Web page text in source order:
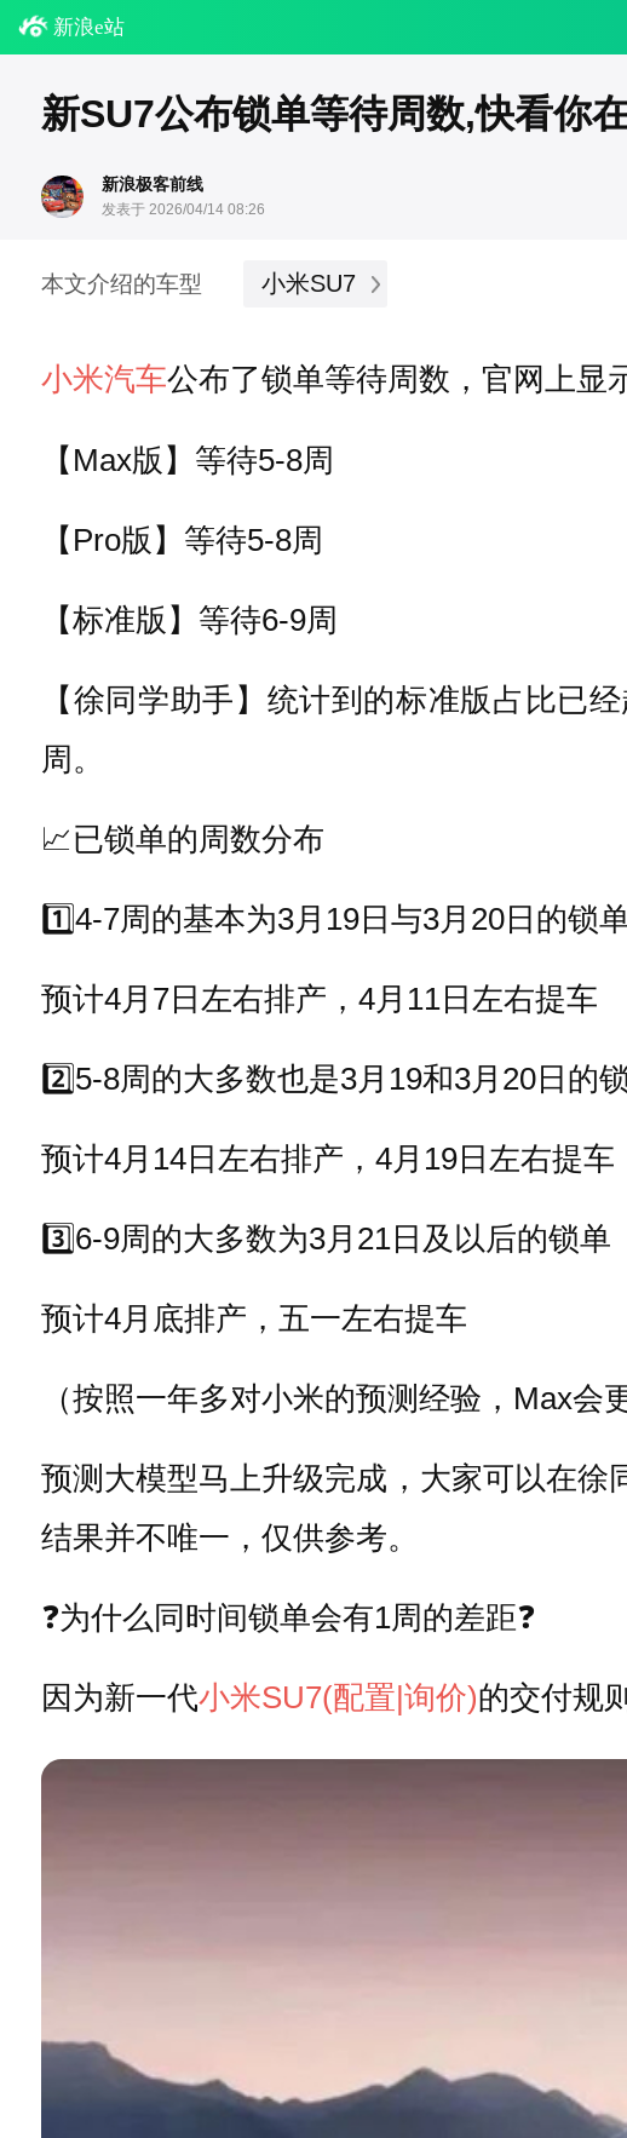
新浪e站
新SU7公布锁单等待周数,快看你
新浪极客前线
发表于 2026/04/14 08:26
本文介绍的车型 小米SU7
小米汽车公布了锁单等待周数，官网上显
【Max版】等待5-8周
【Pro版】等待5-8周
【标准版】等待6-9周
【徐同学助手】统计到的标准版占比已
周。
📈已锁单的周数分布
1️⃣4-7周的基本为3月19日与3月20日的锁
预计4月7日左右排产，4月11日左右提车
2️⃣5-8周的大多数也是3月19和3月20日的
预计4月14日左右排产，4月19日左右提车
3️⃣6-9周的大多数为3月21日及以后的锁单
预计4月底排产，五一左右提车
（按照一年多对小米的预测经验，Max会
预测大模型马上升级完成，大家可以在徐
结果并不唯一，仅供参考。
❓为什么同时间锁单会有1周的差距❓
因为新一代小米SU7(配置 |询价)的交付规